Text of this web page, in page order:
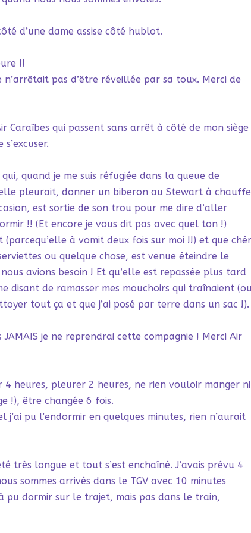
d’une dame assise côté hublot.
!!
pas d’être réveillée par sa toux. Merci de
Caraïbes qui passent sans arrêt à côté de mon siège
quand je me suis réfugiée dans la queue de
pleurait, donner un biberon au Stewart à
est sortie de son trou pour me dire d’aller
!! (Et encore je vous dit pas avec quel ton !)
à vomit deux fois sur moi !!) et que
ou quelque chose, est venue éteindre le
avions besoin ! Et qu’elle est repassée plus tard
disant de ramasser mes mouchoirs qui traînaient
tout ça et que j’ai posé par terre dans un sac !).
je ne reprendrai cette compagnie ! Merci Air
heures, pleurer 2 heures, ne rien vouloir manger ni
!), être changée 6 fois.
pu l’endormir en quelques minutes, rien n’aurait
très longue et tout s’est enchaîné. J’avais prévu 4
sommes arrivés dans le TGV avec 10 minutes
pu dormir sur le trajet, mais pas dans le train,